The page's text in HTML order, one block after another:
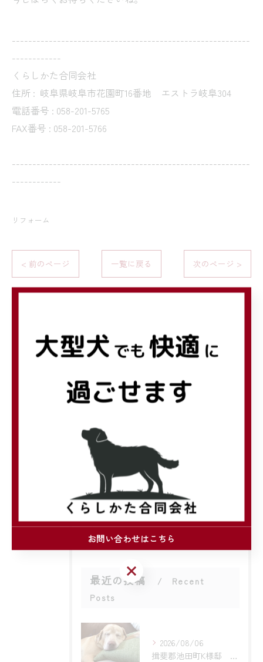
----------------------------------------------------------
------------
くらしかた合同会社
住所 : 岐阜県岐阜市花園町16番地 エストラ岐阜304
電話番号 : 058-201-5765
FAX番号 : 058-201-5766
----------------------------------------------------------
------------
リフォーム
< 前のページ 一覧に戻る 次のページ >
関連タグ
#補助金
#玄関ドア
#リクシル
#見積
カテゴリー
全てのカテゴリー
注文住宅
リフォーム
最近の投稿
Recent
Posts
2026/08/06
揖斐郡池田町K様邸 リフォーム工事
お問い合わせはこちら
お問い合わせはこちら